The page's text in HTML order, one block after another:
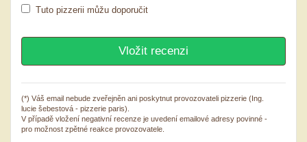
Tuto pizzerii můžu doporučit
(*) Váš email nebude zveřejněn ani poskytnut provozovateli pizzerie (Ing.
lucie šebestová - pizzerie paris).
V případě vložení negativní recenze je uvedení emailové adresy povinné -
pro možnost zpětné reakce provozovatele.